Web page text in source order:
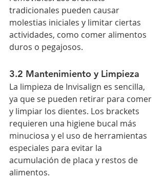
tradicionales pueden causar
molestias iniciales y limitar ciertas
actividades, como comer alimentos
duros o pegajosos.
3.2 Mantenimiento y Limpieza
La limpieza de Invisalign es sencilla,
ya que se pueden retirar para comer
y limpiar los dientes. Los brackets
requieren una higiene bucal más
minuciosa y el uso de herramientas
especiales para evitar la
acumulación de placa y restos de
alimentos.